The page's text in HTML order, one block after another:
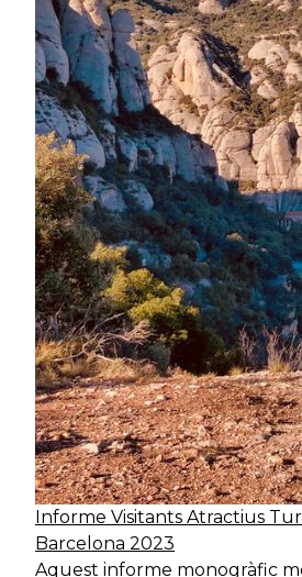
Informe Visitants Atractius
Barcelona 2023
Aquest informe monogràfic